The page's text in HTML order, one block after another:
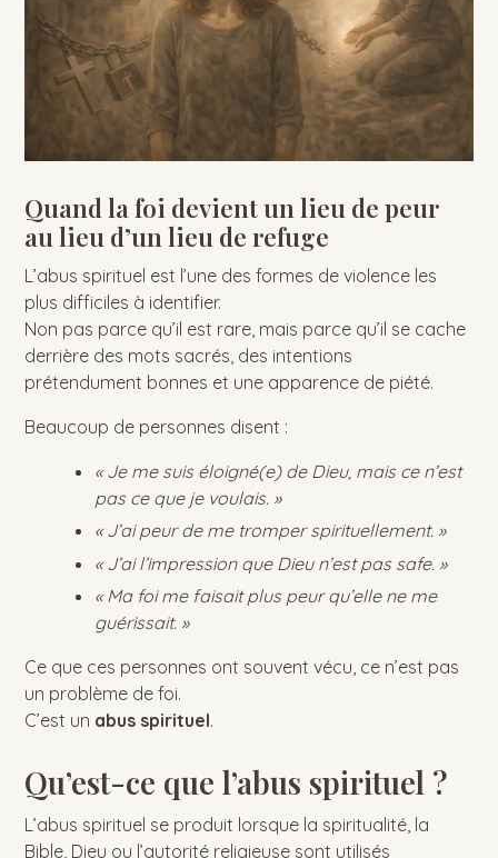
Quand la foi devient un lieu de peur
au lieu d’un lieu de refuge
L’abus spirituel est l’une des formes de violence les
plus difficiles à identifier.
Non pas parce qu’il est rare, mais parce qu’il se cache
derrière des mots sacrés, des intentions
prétendument bonnes et une apparence de piété.
Beaucoup de personnes disent :
« Je me suis éloigné(e) de Dieu, mais ce n’est
pas ce que je voulais. »
« J’ai peur de me tromper spirituellement. »
« J’ai l’impression que Dieu n’est pas safe. »
« Ma foi me faisait plus peur qu’elle ne me
guérissait. »
Ce que ces personnes ont souvent vécu, ce n’est pas
un problème de foi.
C’est un abus spirituel.
Qu’est-ce que l’abus spirituel ?
L’abus spirituel se produit lorsque la spiritualité, la
Bible, Dieu ou l’autorité religieuse sont utilisés